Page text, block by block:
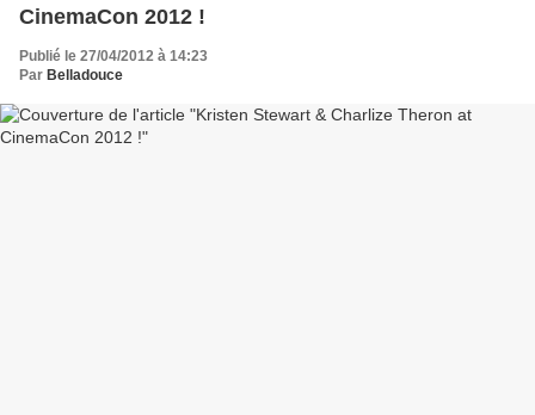
CinemaCon 2012 !
Publié le 27/04/2012 à 14:23
Par Belladouce